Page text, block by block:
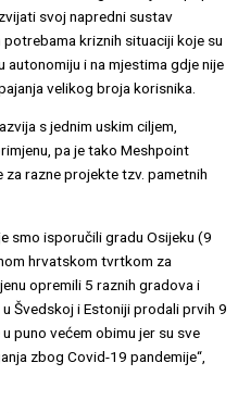
svoj napredni sustav
kriznih situaciji koje su
i na mjestima gdje nije
velikog broja korisnika.
s jednim uskim ciljem,
pa je tako Meshpoint
razne projekte tzv. pametnih
smo isporučili gradu Osijeku (9
hrvatskom tvrtkom za
opremili 5 raznih gradova i
Švedskoj i Estoniji prodali prvih 9
puno većem obimu jer su sve
zbog Covid-19 pandemije“,